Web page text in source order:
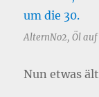
AlternNo2, Öl
Nun etwas